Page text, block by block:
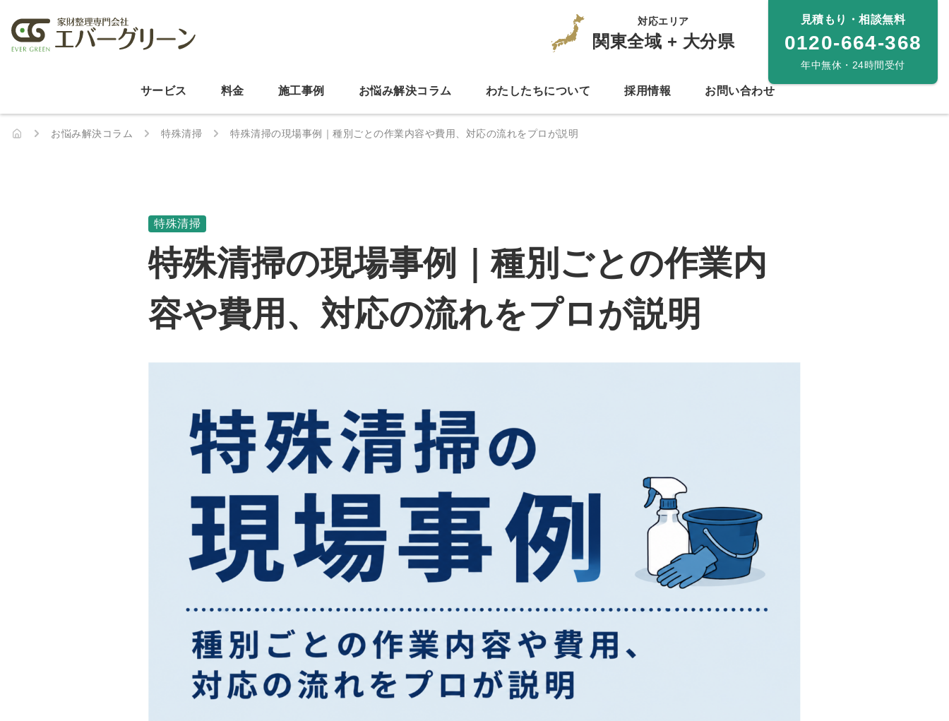
対応エリア
関東全域 + 大分県
見積もり・相談無料
0120-664-368
年中無休・24時間受付
サービス 料金 施工事例 お悩み解決コラム わたしたちについて 採用情報 お問い合わせ
お悩み解決コラム 特殊清掃 特殊清掃の現場事例｜種別ごとの作業内容や費用、対応の流れをプロが説明
特殊清掃
特殊清掃の現場事例｜種別ごとの作業内
容や費用、対応の流れをプロが説明